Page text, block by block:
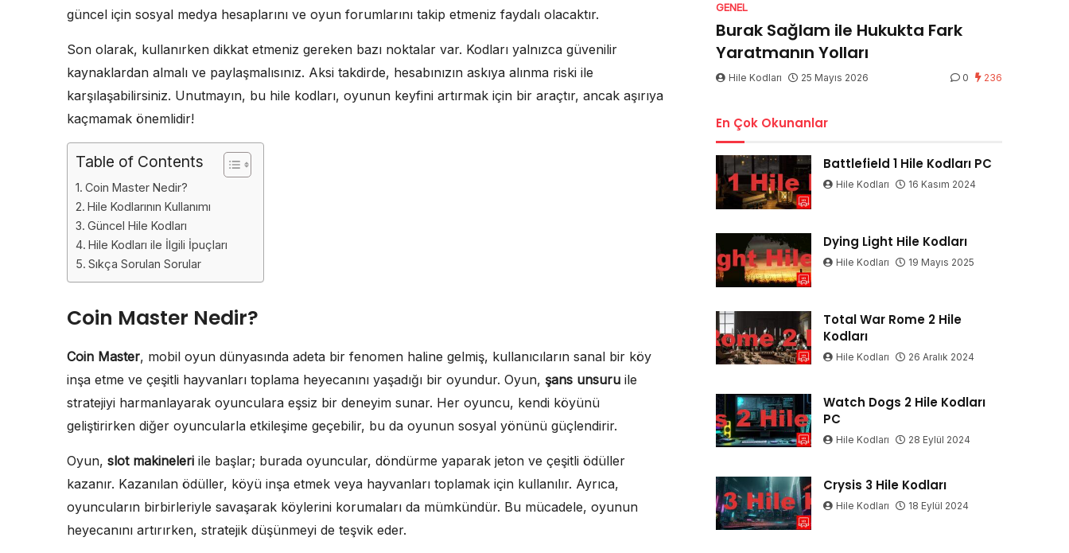
güncel için sosyal medya hesaplarını ve oyun forumlarını takip etmeniz faydalı olacaktır.
Son olarak, kullanırken dikkat etmeniz gereken bazı noktalar var. Kodları yalnızca güvenilir
kaynaklardan almalı ve paylaşmalısınız. Aksi takdirde, hesabınızın askıya alınma riski ile
karşılaşabilirsiniz. Unutmayın, bu hile kodları, oyunun keyfini artırmak için bir araçtır, ancak aşırıya
kaçmamak önemlidir!
Table of Contents
Coin Master Nedir?
Hile Kodlarının Kullanımı
Güncel Hile Kodları
Hile Kodları ile İlgili İpuçları
Sıkça Sorulan Sorular
Coin Master Nedir?
Coin Master, mobil oyun dünyasında adeta bir fenomen haline gelmiş, kullanıcıların sanal bir köy
inşa etme ve çeşitli hayvanları toplama heyecanını yaşadığı bir oyundur. Oyun, şans unsuru ile
stratejiyi harmanlayarak oyunculara eşsiz bir deneyim sunar. Her oyuncu, kendi köyünü
geliştirirken diğer oyuncularla etkileşime geçebilir, bu da oyunun sosyal yönünü güçlendirir.
Oyun, slot makineleri ile başlar; burada oyuncular, döndürme yaparak jeton ve çeşitli ödüller
kazanır. Kazanılan ödüller, köyü inşa etmek veya hayvanları toplamak için kullanılır. Ayrıca,
oyuncuların birbirleriyle savaşarak köylerini korumaları da mümkündür. Bu mücadele, oyunun
heyecanını artırırken, stratejik düşünmeyi de teşvik eder.
GENEL
Burak Sağlam ile Hukukta Fark
Yaratmanın Yolları
Hile Kodları 25 Mayıs 2026 0 236
En Çok Okunanlar
Battlefield 1 Hile Kodları PC
Hile Kodları 16 Kasım 2024
Dying Light Hile Kodları
Hile Kodları 19 Mayıs 2025
Total War Rome 2 Hile
Kodları
Hile Kodları 26 Aralık 2024
Watch Dogs 2 Hile Kodları
PC
Hile Kodları 28 Eylül 2024
Crysis 3 Hile Kodları
Hile Kodları 18 Eylül 2024